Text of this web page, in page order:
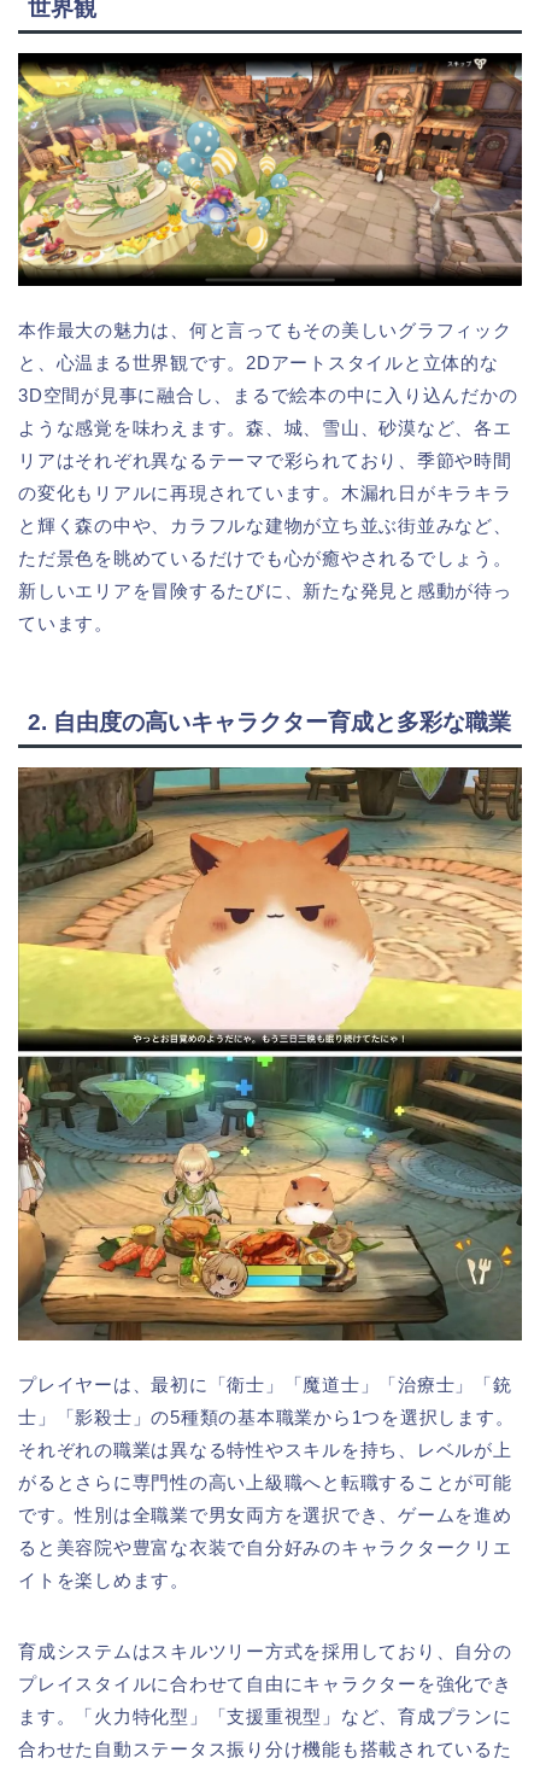
世界観
本作最大の魅力は、何と言ってもその美しいグラフィック
と、心温まる世界観です。2Dアートスタイルと立体的な
3D空間が見事に融合し、まるで絵本の中に入り込んだかの
ような感覚を味わえます。森、城、雪山、砂漠など、各エ
リアはそれぞれ異なるテーマで彩られており、季節や時間
の変化もリアルに再現されています。木漏れ日がキラキラ
と輝く森の中や、カラフルな建物が立ち並ぶ街並みなど、
ただ景色を眺めているだけでも心が癒やされるでしょう。
新しいエリアを冒険するたびに、新たな発見と感動が待っ
ています。
2. 自由度の高いキャラクター育成と多彩な職業
プレイヤーは、最初に「衛士」「魔道士」「治療士」「銃
士」「影殺士」の5種類の基本職業から1つを選択します。
それぞれの職業は異なる特性やスキルを持ち、レベルが上
がるとさらに専門性の高い上級職へと転職することが可能
です。性別は全職業で男女両方を選択でき、ゲームを進め
ると美容院や豊富な衣装で自分好みのキャラクタークリエ
イトを楽しめます。
育成システムはスキルツリー方式を採用しており、自分の
プレイスタイルに合わせて自由にキャラクターを強化でき
ます。「火力特化型」「支援重視型」など、育成プランに
合わせた自動ステータス振り分け機能も搭載されているた